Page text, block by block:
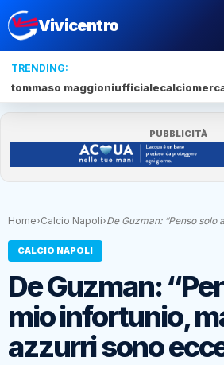
Vivicentro
TRENDING:
tommaso maggioniufficiale
PUBBLICITÀ
Home›Calcio Napoli›De Guzman: “Penso
CALCIO NAPOLI
De Guzman:
mio infortunio,
azzurri sono